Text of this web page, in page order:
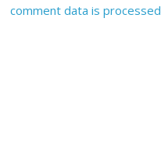
comment data is processed